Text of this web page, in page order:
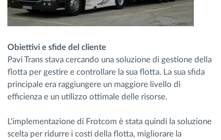
Obiettivi e sfide del cliente
Pavi Trans stava cercando una soluzione di gestione della
flotta per gestire e controllare la sua flotta. La sua sfida
principale era raggiungere un maggiore livello di
efficienza e un utilizzo ottimale delle risorse.
L'implementazione di Frotcom è stata quindi la soluzione
scelta per ridurre i costi della flotta, migliorare la